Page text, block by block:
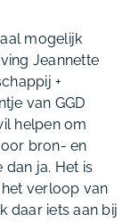
mogelijk
Jeannette
+
van GGD
helpen om
bron- en
ja. Het is
verloop van
daar iets aan bij